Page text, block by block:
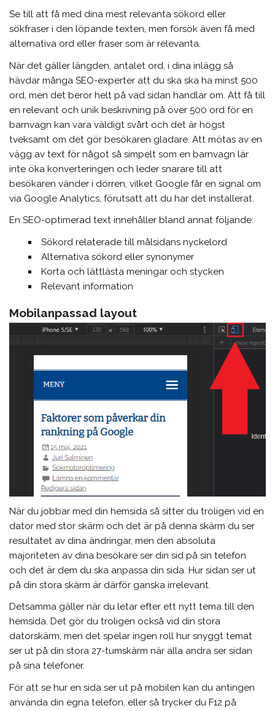
Se till att få med dina mest relevanta sökord eller
sökfraser i den löpande texten, men försök även få med
alternativa ord eller fraser som är relevanta.
När det gäller längden, antalet ord, i dina inlägg så
hävdar många SEO-experter att du ska ska ha minst 500
ord, men det beror helt på vad sidan handlar om. Att få till
en relevant och unik beskrivning på över 500 ord för en
barnvagn kan vara väldigt svårt och det är högst
tveksamt om det gör besökaren gladare. Att mötas av en
vägg av text för något så simpelt som en barnvagn lär
inte öka konverteringen och leder snarare till att
besökaren vänder i dörren, vilket Google får en signal om
via Google Analytics, förutsatt att du har det installerat.
En SEO-optimerad text innehåller bland annat följande:
Sökord relaterade till målsidans nyckelord
Alternativa sökord eller synonymer
Korta och lättlästa meningar och stycken
Relevant information
Mobilanpassad layout
När du jobbar med din hemsida så sitter du troligen vid en
dator med stor skärm och det är på denna skärm du ser
resultatet av dina ändringar, men den absoluta
majoriteten av dina besökare ser din sid på sin telefon
och det är dem du ska anpassa din sida. Hur sidan ser ut
på din stora skärm är därför ganska irrelevant.
Detsamma gäller när du letar efter ett nytt tema till den
hemsida. Det gör du troligen också vid din stora
datorskärm, men det spelar ingen roll hur snyggt temat
ser ut på din stora 27-tumskärm när alla andra ser sidan
på sina telefoner.
För att se hur en sida ser ut på mobilen kan du antingen
använda din egna telefon, eller så trycker du F12 på